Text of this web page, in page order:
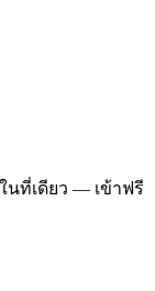
นที่เดียว — เข้าฟรี